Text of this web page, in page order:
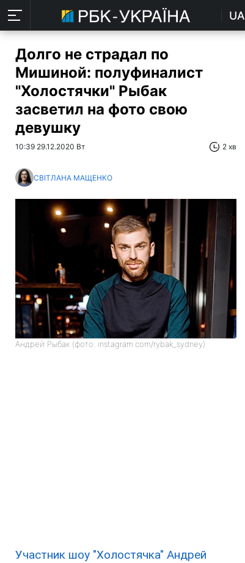
UA
Долго не страдал по
Мишиной: полуфиналист
"Холостячки" Рыбак
засветил на фото свою
девушку
10:39 29.12.2020 Вт 2 хв
СВІТЛАНА МАЩЕНКО
Андрей Рыбак (фото: instagram.com/rybak_sydney)
Участник шоу "Холостячка" Андрей